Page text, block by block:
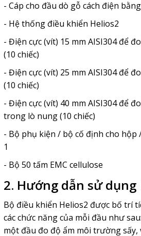
- Cáp cho đầu dò gỗ cách điện
- Hệ thống điều khiển Helios2
- Điện cực (vít) 15 mm AISI304 để
(10 chiếc)
- Điện cực (vít) 25 mm AISI304 để
(10 chiếc)
- Điện cực (vít) 40 mm AISI304 để
trong lò nung (10 chiếc)
- Bộ phụ kiện / bộ cố định cho hộp
1
- Bộ 50 tấm EMC cellulose
2. Hướng dẫn sử
Bộ điều khiển Helios2 được bố trí
các chức năng của mỗi đầu như
một đầu đo độ ẩm môi trường